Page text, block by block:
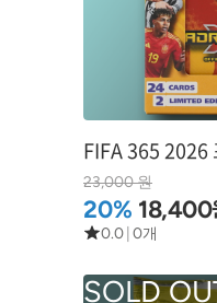
FIFA 365 2026
23,000 원
20% 18,400
0.0 0개